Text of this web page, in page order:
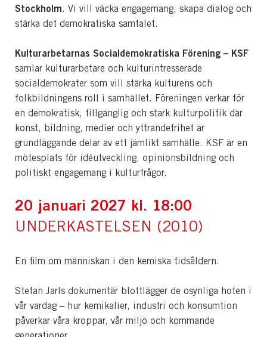
Stockholm. Vi vill väcka engagemang, skapa dialog och
stärka det demokratiska samtalet.
Kulturarbetarnas Socialdemokratiska Förening – KSF
samlar kulturarbetare och kulturintresserade
socialdemokrater som vill stärka kulturens och
folkbildningens roll i samhället. Föreningen verkar för
en demokratisk, tillgänglig och stark kulturpolitik där
konst, bildning, medier och yttrandefrihet är
grundläggande delar av ett jämlikt samhälle. KSF är en
mötesplats för idéutveckling, opinionsbildning och
politiskt engagemang i kulturfrågor.
20 januari 2027 kl. 18:00
UNDERKASTELSEN (2010)
En film om människan i den kemiska tidsåldern.
Stefan Jarls dokumentär blottlägger de osynliga hoten i
vår vardag – hur kemikalier, industri och konsumtion
påverkar våra kroppar, vår miljö och kommande